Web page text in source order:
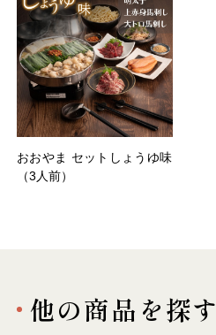
おおやま セットしょうゆ味
（3人前）
他の商品を探す